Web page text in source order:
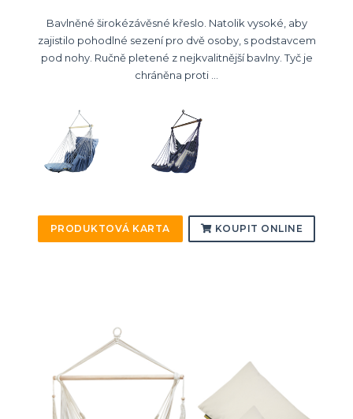
Bavlněné širokézávěsné křeslo. Natolik vysoké, aby
zajistilo pohodlné sezení pro dvě osoby, s podstavcem
pod nohy. Ručně pletené z nejkvalitnější bavlny. Tyč je
chráněna proti ...
PRODUKTOVÁ KARTA KOUPIT ONLINE